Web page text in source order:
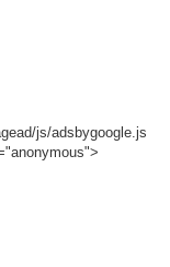
js/adsbygoogle.js